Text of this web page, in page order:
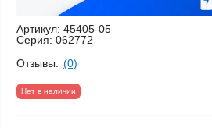
Артикул: 45405-05
Серия: 062772
Отзывы: (0)
Нет в наличии